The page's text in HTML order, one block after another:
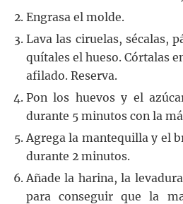
Engrasa el molde.
Lava las ciruelas, sécalas,
quítales el hueso. Córtalas
afilado. Reserva.
Pon los huevos y el
durante 5 minutos con la
Agrega la mantequilla y el
durante 2 minutos.
Añade la harina, la
para conseguir que la